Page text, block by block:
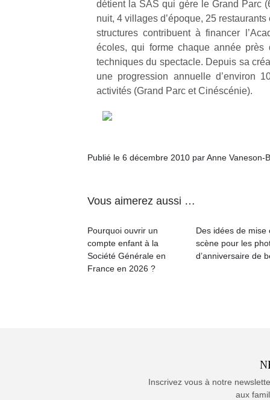
détient la SAS qui gère le Grand Parc
nuit, 4 villages d’époque, 25
structures contribuent à financer
écoles, qui forme chaque année
techniques du spectacle. Depuis sa
une progression annuelle d’environ
activités (Grand Parc et Cinéscénie).
Publié le 6 décembre 2010 par Anne Vaneson-
Vous aimerez aussi …
Pourquoi ouvrir un
compte enfant à la
Société Générale en
France en 2026 ?
Des idées de mise
scène pour les
d’anniversaire de
Inscrivez vous à notre
aux